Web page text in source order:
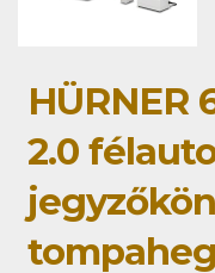
HÜRNER
2.0